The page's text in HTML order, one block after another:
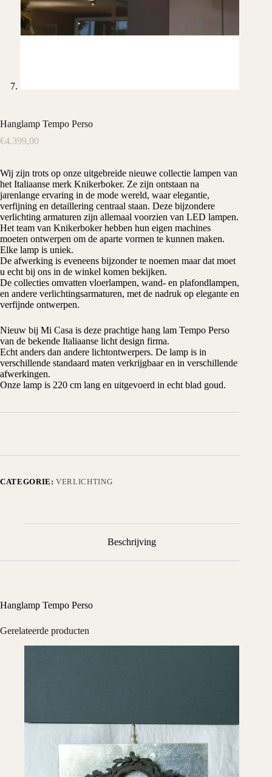
Hanglamp Tempo Perso
€4.399,00
Wij zijn trots op onze uitgebreide nieuwe collectie lampen van
het Italiaanse merk Knikerboker. Ze zijn ontstaan na
jarenlange ervaring in de mode wereld, waar elegantie,
verfijning en detaillering centraal staan. Deze bijzondere
verlichting armaturen zijn allemaal voorzien van LED lampen.
Het team van Knikerboker hebben hun eigen machines
moeten ontwerpen om de aparte vormen te kunnen maken.
Elke lamp is uniek.
De afwerking is eveneens bijzonder te noemen maar dat moet
u echt bij ons in de winkel komen bekijken.
De collecties omvatten vloerlampen, wand- en plafondlampen,
en andere verlichtingsarmaturen, met de nadruk op elegante en
verfijnde ontwerpen.
Nieuw bij Mi Casa is deze prachtige hang lam Tempo Perso
van de bekende Italiaanse licht design firma.
Echt anders dan andere lichtontwerpers. De lamp is in
verschillende standaard maten verkrijgbaar en in verschillende
afwerkingen.
Onze lamp is 220 cm lang en uitgevoerd in echt blad goud.
CATEGORIE:VERLICHTING
Beschrijving
Hanglamp Tempo Perso
Gerelateerde producten